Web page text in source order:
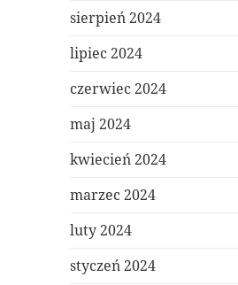
sierpień 2024
lipiec 2024
czerwiec 2024
maj 2024
kwiecień 2024
marzec 2024
luty 2024
styczeń 2024